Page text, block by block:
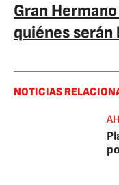
Gran
quiénes
NOTICIAS